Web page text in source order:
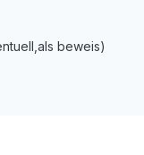
beweis)